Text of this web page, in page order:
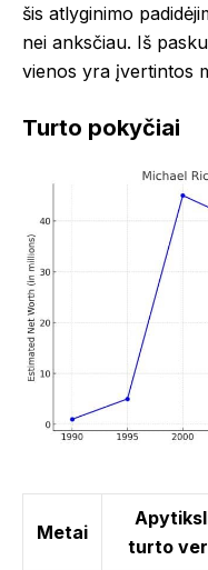
šis atlyginimo
nei anksčiau. Iš
vienos yra įvertintos
Turto pokyčiai
Metai
turto